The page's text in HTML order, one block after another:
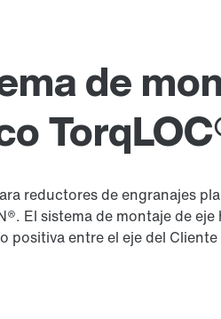
de
reductores de engranajes
El sistema de montaje de
positiva entre el eje del